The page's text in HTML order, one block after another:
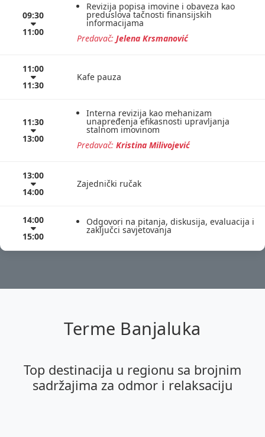
09:30
11:00
Revizija popisa imovine i obaveza kao
preduslova tačnosti finansijskih
informacijama
Predavač: Jelena Krsmanović
11:00
11:30
Kafe pauza
11:30
13:00
Interna revizija kao mehanizam
unapređenja efikasnosti upravljanja
stalnom imovinom
Predavač: Kristina Milivojević
13:00
14:00
Zajednički ručak
14:00
15:00
Odgovori na pitanja, diskusija, evaluacija i
zaključci savjetovanja
Terme Banjaluka
Top destinacija u regionu sa brojnim
sadržajima za odmor i relaksaciju